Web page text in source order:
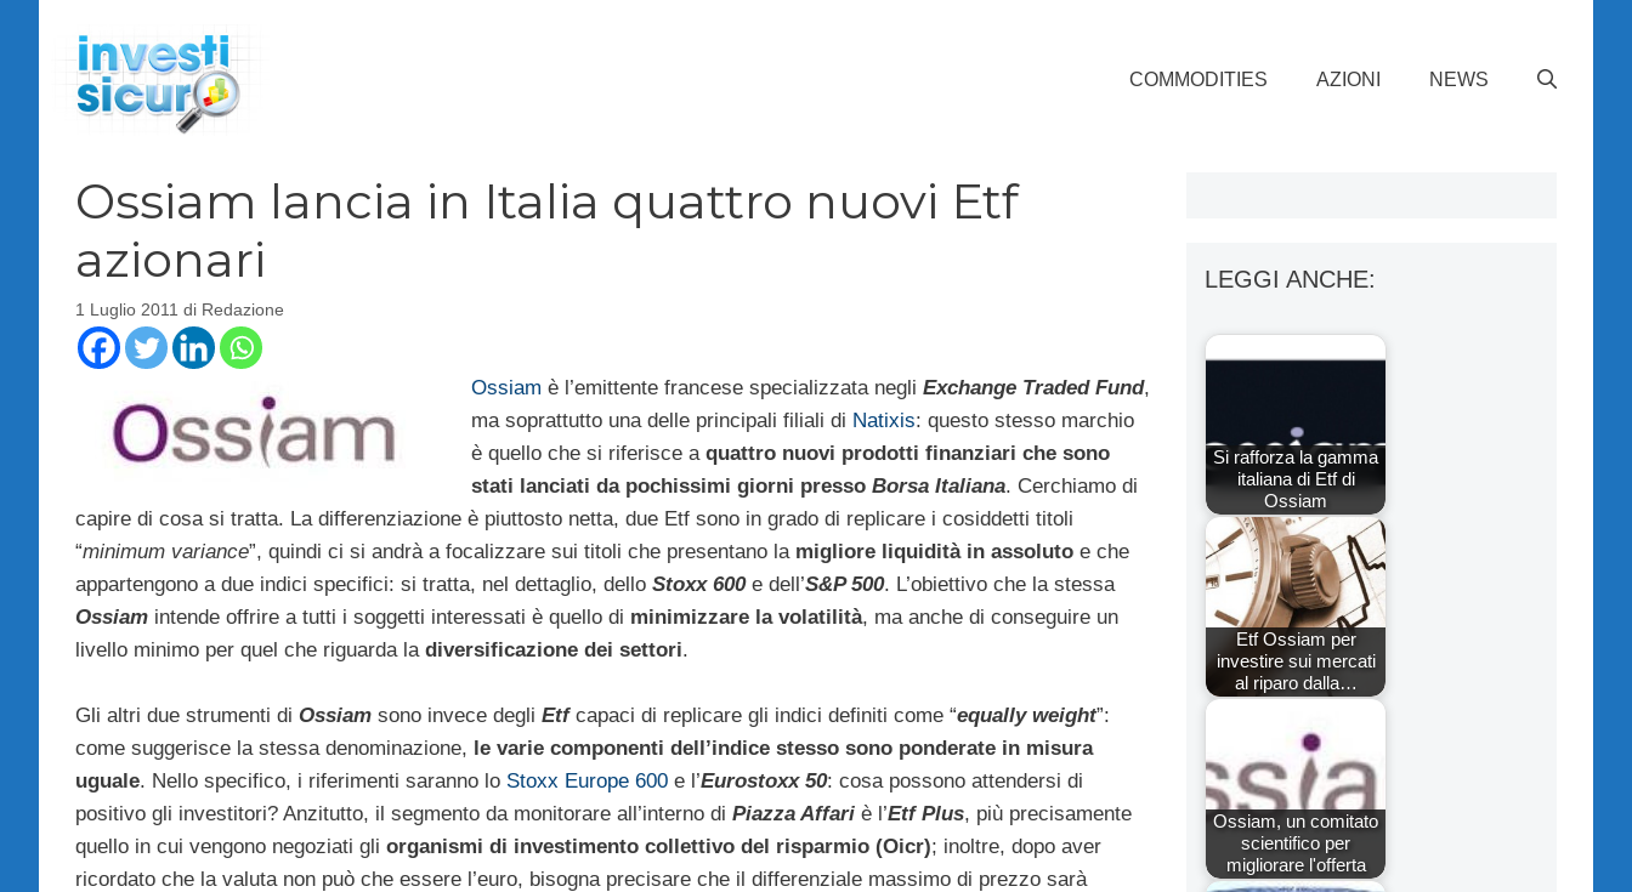
contenuto
COMMODITIES AZIONI NEWS
Ossiam lancia in Italia quattro nuovi Etf
azionari
1 Luglio 2011 di Redazione
Ossiam è l’emittente francese specializzata negli Exchange Traded Fund,
ma soprattutto una delle principali filiali di Natixis: questo stesso marchio
è quello che si riferisce a quattro nuovi prodotti finanziari che sono
stati lanciati da pochissimi giorni presso Borsa Italiana. Cerchiamo di
capire di cosa si tratta. La differenziazione è piuttosto netta, due Etf sono in grado di replicare i cosiddetti titoli
“minimum variance”, quindi ci si andrà a focalizzare sui titoli che presentano la migliore liquidità in assoluto e che
appartengono a due indici specifici: si tratta, nel dettaglio, dello Stoxx 600e dell’S&P 500. L’obiettivo che la stessa
Ossiam intende offrire a tutti i soggetti interessati è quello di minimizzare la volatilità, ma anche di conseguire un
livello minimo per quel che riguarda la diversificazione dei settori.
Gli altri due strumenti di Ossiam sono invece degli Etf capaci di replicare gli indici definiti come “equally weight”:
come suggerisce la stessa denominazione, le varie componenti dell’indice stesso sono ponderate in misura
uguale. Nello specifico, i riferimenti saranno lo Stoxx Europe 600 e l’Eurostoxx 50: cosa possono attendersi di
positivo gli investitori? Anzitutto, il segmento da monitorare all’interno di Piazza Affari è l’Etf Plus, più precisamente
quello in cui vengono negoziati gli organismi di investimento collettivo del risparmio (Oicr); inoltre, dopo aver
ricordato che la valuta non può che essere l’euro, bisogna precisare che il differenziale massimo di prezzo sarà
LEGGI ANCHE:
Si rafforza la gamma
italiana di Etf di
Ossiam
Etf Ossiam per
investire sui mercati
al riparo dalla…
Ossiam, un comitato
scientifico per
migliorare l'offerta